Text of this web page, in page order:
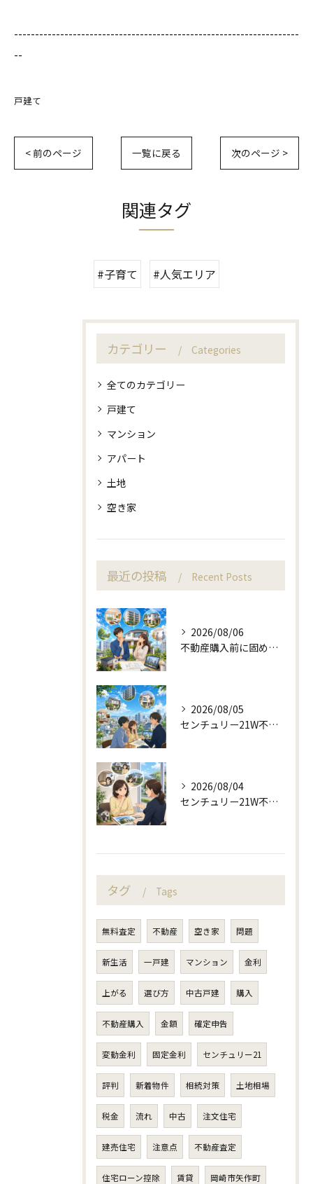
--------------------------------------------------------------------
--
戸建て
< 前のページ 一覧に戻る 次のページ >
関連タグ
#子育て #人気エリア
カテゴリー Categories
全てのカテゴリー
戸建て
マンション
アパート
土地
空き家
最近の投稿 Recent Posts
2026/08/06
不動産購入前に固める資金計画と住み替え判断
2026/08/05
センチュリー21W不動産販売と町目線の不動産相談
2026/08/04
センチュリー21W不動産販売と不動産売却の査定失敗例
タグ Tags
無料査定 不動産 空き家 問題
新生活 一戸建 マンション 金利
上がる 選び方 中古戸建 購入
不動産購入 金額 確定申告
変動金利 固定金利 センチュリー21
評判 新着物件 相続対策 土地相場
税金 流れ 中古 注文住宅
建売住宅 注意点 不動産査定
住宅ローン控除 賃貸 岡崎市矢作町